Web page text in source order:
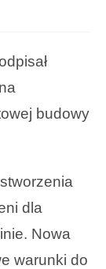
budowy
dla
Nowa
warunki do